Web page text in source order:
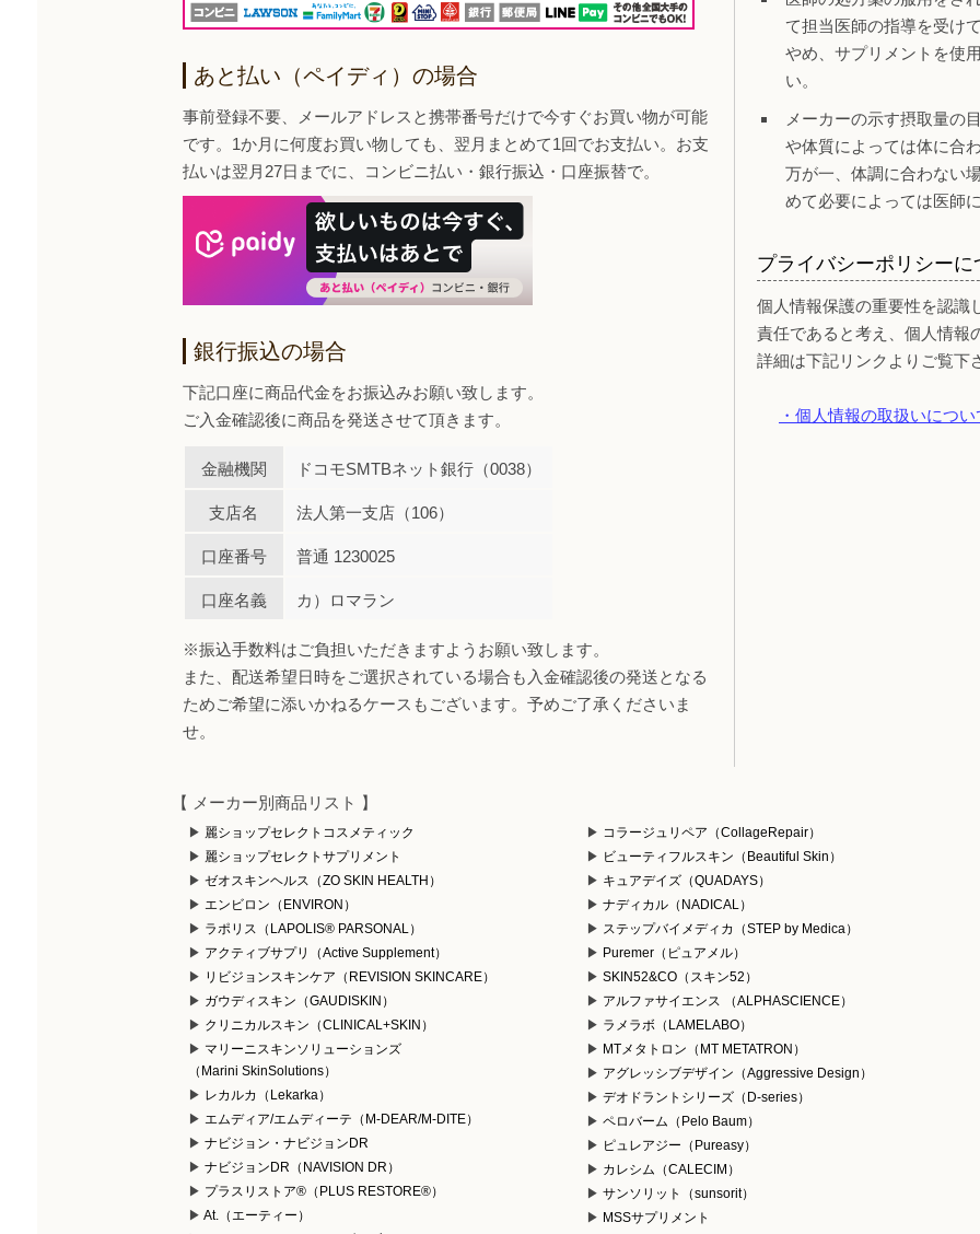
あと払い（ペイディ）の場合
事前登録不要、メールアドレスと携帯番号だけで今すぐお買い物が可能
です。1か月に何度お買い物しても、翌月まとめて1回でお支払い。お支
払いは翌月27日までに、コンビニ払い・銀行振込・口座振替で。
銀行振込の場合
下記口座に商品代金をお振込みお願い致します。
ご入金確認後に商品を発送させて頂きます。
金融機関 ドコモSMTBネット銀行（0038）
支店名 法人第一支店（106）
口座番号 普通 1230025
口座名義 カ）ロマラン
※振込手数料はご負担いただきますようお願い致します。
また、配送希望日時をご選択されている場合も入金確認後の発送となる
ためご希望に添いかねるケースもございます。予めご了承くださいま
せ。
て担当医師の指導を受け
やめ、サプリメントを使
い。
メーカーの示す摂取量の
や体質によっては体に合
万が一、体調に合わない
めて必要によっては医師
プライバシーポリシーに
個人情報保護の重要性を認識
責任であると考え、個人情報
詳細は下記リンクよりご覧下
・個人情報の取扱いについ
【 メーカー別商品リスト 】
麗ショップセレクトコスメティック
麗ショップセレクトサプリメント
ゼオスキンヘルス（ZO SKIN HEALTH）
エンビロン（ENVIRON）
ラポリス（LAPOLIS® PARSONAL）
アクティブサプリ（Active Supplement）
リビジョンスキンケア（REVISION SKINCARE）
ガウディスキン（GAUDISKIN）
クリニカルスキン（CLINICAL+SKIN）
マリーニスキンソリューションズ
（Marini SkinSolutions）
レカルカ（Lekarka）
エムディア/エムディーテ（M-DEAR/M-DITE）
ナビジョン・ナビジョンDR
ナビジョンDR（NAVISION DR）
プラスリストア®（PLUS RESTORE®）
At.（エーティー）
コラージュリペア（CollageRepair）
ビューティフルスキン（Beautiful Skin）
キュアデイズ（QUADAYS）
ナディカル（NADICAL）
ステップバイメディカ（STEP by Medica）
Puremer（ピュアメル）
SKIN52&CO（スキン52）
アルファサイエンス （ALPHASCIENCE）
ラメラボ（LAMELABO）
MTメタトロン（MT METATRON）
アグレッシブデザイン（Aggressive Design）
デオドラントシリーズ（D-series）
ペロバーム（Pelo Baum）
ピュレアジー（Pureasy）
カレシム（CALECIM）
サンソリット（sunsorit）
MSSサプリメント